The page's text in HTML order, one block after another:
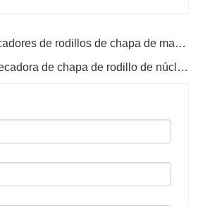
anterior : Línea de secadores de rodillos de chapa de madera
siguiente : Máquina secadora de chapa de rodillo de núcleo de madera contrachapada